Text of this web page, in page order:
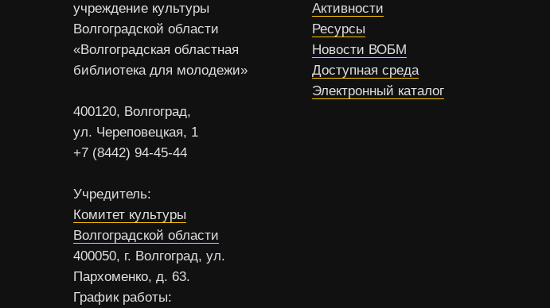
учреждение культуры
Волгоградской области
«Волгоградская областная
библиотека для молодежи»
400120, Волгоград,
ул. Череповецкая, 1
+7 (8442) 94-45-44
Учредитель:
Комитет культуры
Волгоградской области
400050, г. Волгоград, ул.
Пархоменко, д. 63.
График работы:
Активности
Ресурсы
Новости ВОБМ
Доступная среда
Электронный каталог